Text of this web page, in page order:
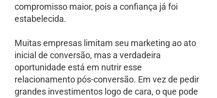
compromisso maior, pois a confiança já foi
estabelecida.
Muitas empresas limitam seu marketing ao ato
inicial de conversão, mas a verdadeira
oportunidade está em nutrir esse
relacionamento pós-conversão. Em vez de pedir
grandes investimentos logo de cara, o que pode